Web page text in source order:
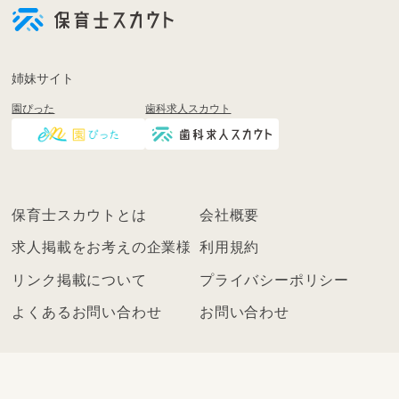
姉妹サイト
園ぴった 歯科求人スカウト
保育士スカウトとは 会社概要
求人掲載をお考えの企業様 利用規約
リンク掲載について プライバシーポリシー
よくあるお問い合わせ お問い合わせ